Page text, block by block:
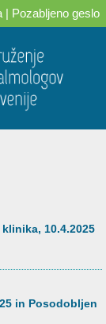
| Pozabljeno geslo
10.4.2025
in Posodobljen